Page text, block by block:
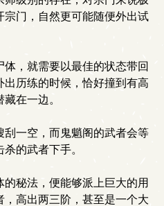
门，自然更可能随便外出试
，就需要以最佳的状态带回
历练的时候，恰好撞到有高
在一边。
刮一空，而鬼魈阁的武者会等
的武者下手。
秘法，便能够派上巨大的用
高出两三阶，甚至是一个大